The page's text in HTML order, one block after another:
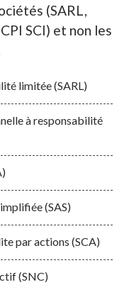
(SARL,
SCI) et non les
limitée (SARL)
à responsabilité
(SAS)
par actions (SCA)
(SNC)